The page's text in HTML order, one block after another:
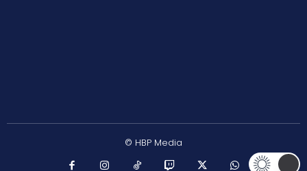
© HBP Media